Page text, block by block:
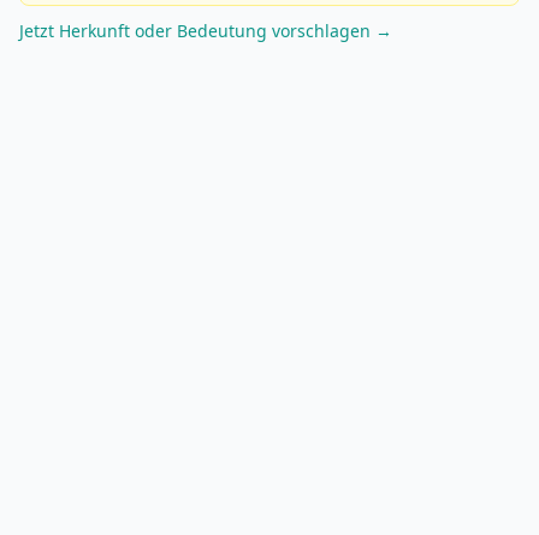
Jetzt Herkunft oder Bedeutung vorschlagen →